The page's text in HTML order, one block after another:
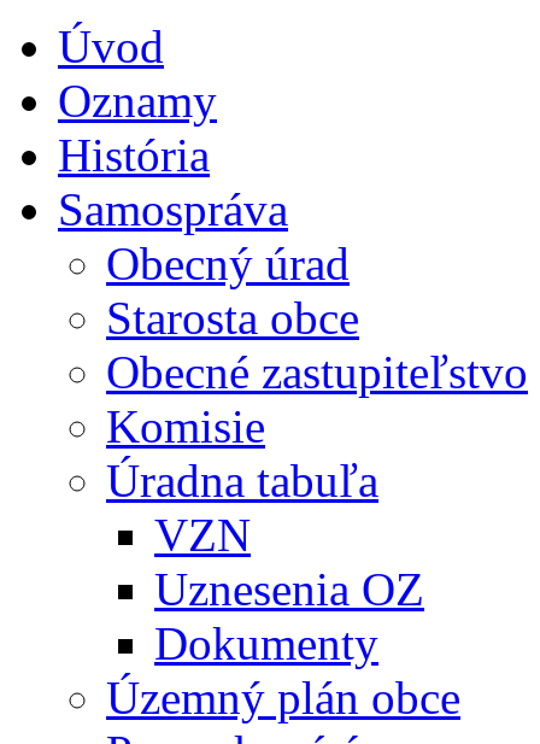
Úvod
Oznamy
História
Samospráva
Obecný úrad
Starosta obce
Obecné zastupiteľstvo
Komisie
Úradna tabuľa
VZN
Uznesenia OZ
Dokumenty
Územný plán obce